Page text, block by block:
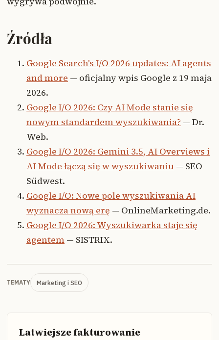
Źródła
Google Search's I/O 2026 updates: AI agents
and more — oficjalny wpis Google z 19 maja
2026.
Google I/O 2026: Czy AI Mode stanie się
nowym standardem wyszukiwania? — Dr.
Web.
Google I/O 2026: Gemini 3.5, AI Overviews i
AI Mode łączą się w wyszukiwaniu — SEO
Südwest.
Google I/O: Nowe pole wyszukiwania AI
wyznacza nową erę — OnlineMarketing.de.
Google I/O 2026: Wyszukiwarka staje się
agentem — SISTRIX.
TEMATY Marketing i SEO
Latwiejsze fakturowanie